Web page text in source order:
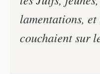
lamentations,
couchaient sur